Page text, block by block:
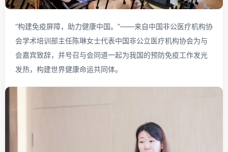
“构建免疫屏障，助力健康中国。”——来自中国非公医疗机构协
会学术培训部主任陈琳女士代表中国非公立医疗机构协会为与
会嘉宾致辞，并号召与会同道一起为我国的预防免疫工作发光
发热，构建世界健康命运共同体。